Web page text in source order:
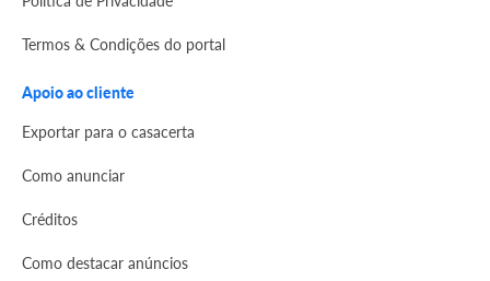
Termos & Condições do portal
Apoio ao cliente
Exportar para o casacerta
Como anunciar
Créditos
Como destacar anúncios